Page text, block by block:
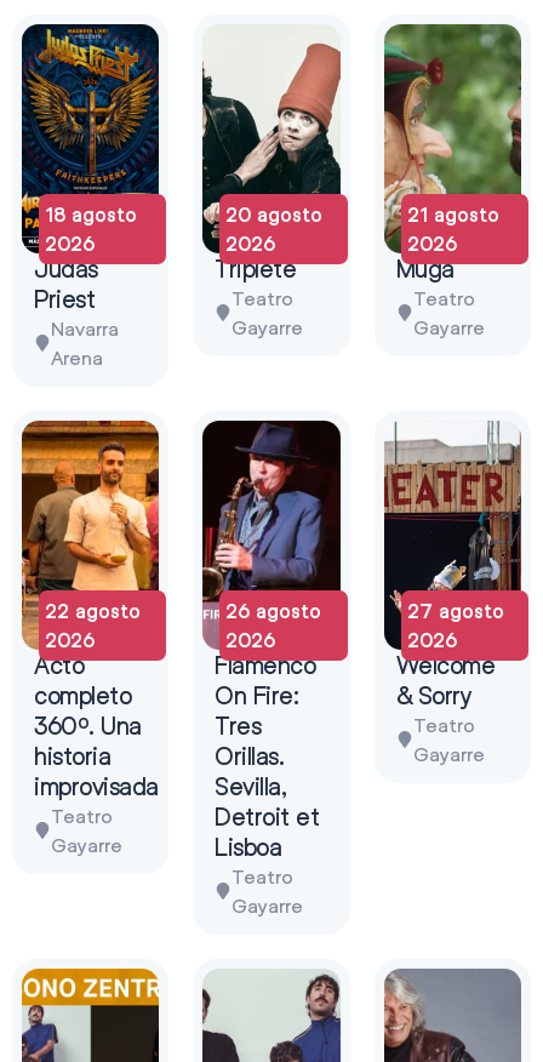
18 agosto
2026
Judas
Priest
Navarra
Arena
20 agosto
2026
Triplete
Teatro
Gayarre
21 agosto
2026
Muga
Teatro
Gayarre
22 agosto
2026
Acto
completo
360º. Una
historia
improvisada
Teatro
Gayarre
26 agosto
2026
Flamenco
On Fire:
Tres
Orillas.
Sevilla,
Detroit et
Lisboa
Teatro
Gayarre
27 agosto
2026
Welcome
& Sorry
Teatro
Gayarre